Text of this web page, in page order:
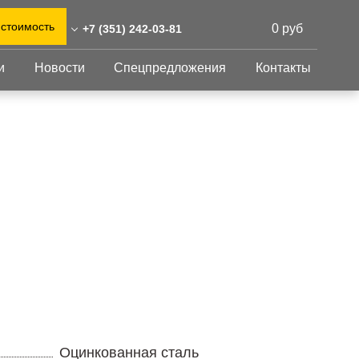
+7 (351) 242-03-81
242-03-81
0 руб
Новости Спецпредложения Контакты
Оцинкованная сталь